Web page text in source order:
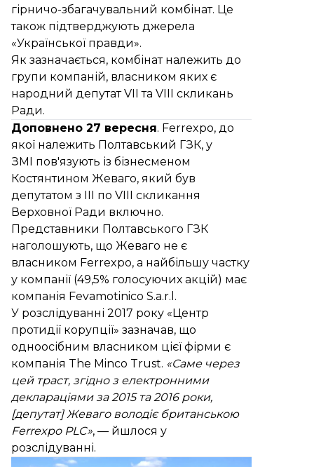
гірничо-збагачувальний комбінат. Це
також підтверджують джерела
«Української правди».
Як зазначається, комбінат належить до
групи компаній, власником яких є
народний депутат VII та VIII скликань
Ради.
Доповнено 27 вересня. Ferrexpo, до
якої належить Полтавський ГЗК, у
ЗМІ пов'язують із бізнесменом
Костянтином Жеваго, який був
депутатом з ІІІ по VIII скликання
Верховної Ради включно.
Представники Полтавського ГЗК
наголошують, що Жеваго не є
власником Ferrexpo, а найбільшу частку
у компанії (49,5% голосуючих акцій) має
компанія Fevamotinico S.a.r.l.
У розслідуванні 2017 року «Центр
протидії корупції» зазначав, що
одноосібним власником цієї фірми є
компанія The Minco Trust. «Саме через
цей траст, згідно з електронними
деклараціями за 2015 та 2016 роки,
[депутат] Жеваго володіє британською
Ferrexpo PLC», — йшлося у
розслідуванні.